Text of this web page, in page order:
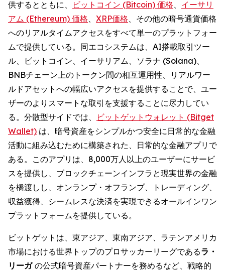
供するとともに、 ビットコイン (Bitcoin) 価格、 イーサリ
アム (Ethereum) 価格、 XRP価格、その他の暗号通貨価格
へのリアルタイムアクセスをすべて単一のプラットフォー
ムで提供している。同エコシステムは、AI搭載取引ツー
ル、ビットコイン、イーサリアム、ソラナ (Solana)、
BNBチェーン上のトークン間の相互運用性、リアルワー
ルドアセットへの幅広いアクセスを提供することで、ユー
ザーのよりスマートな取引を支援することに尽力してい
る。分散型サイドでは、
ビットゲットウォレット (Bitget
Wallet) は、暗号資産をシンプルかつ安全に日常的な金融
活動に組み込むために構築された、日常的な金融アプリで
ある。このアプリは、8,000万人以上のユーザーにサービ
スを提供し、ブロックチェーンインフラと現実世界の金融
を橋渡しし、オンランプ・オフランプ、トレーディング、
収益獲得、シームレスな決済を実現できるオールインワン
プラットフォームを提供している。
ビットゲットは、東アジア、東南アジア、ラテンアメリカ
市場における世界トップのプロサッカーリーグであるラ・
リーガ の公式暗号資産パートナーを務めるなど、戦略的